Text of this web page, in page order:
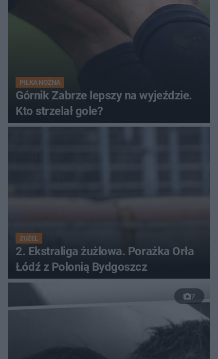
PIŁKA NOŻNA
Górnik Zabrze lepszy na wyjeździe.
Kto strzelał gole?
ŻUŻEL
2. Ekstraliga żużlowa. Porażka Orła
Łódź z Polonią Bydgoszcz
7